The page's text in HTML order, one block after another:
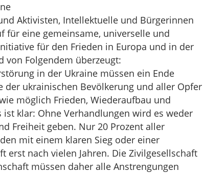
Aktivisten, Intellektuelle und Bürgerinnen
für eine gemeinsame, universelle und
für den Frieden in Europa und in der
von Folgendem überzeugt:
in der Ukraine müssen ein Ende
der ukrainischen Bevölkerung und aller Opfer
möglich Frieden, Wiederaufbau und
klar: Ohne Verhandlungen wird es weder
Freiheit geben. Nur 20 Prozent aller
mit einem klaren Sieg oder einer
erst nach vielen Jahren. Die Zivilgesellschaft
müssen daher alle Anstrengungen